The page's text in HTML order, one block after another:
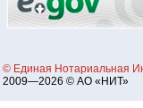
© Единая Нотариальная
2009—2026 © АО «НИТ»